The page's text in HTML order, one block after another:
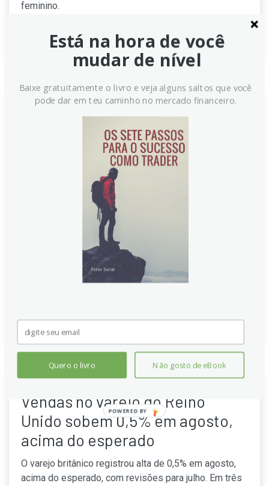
feminino.
Vendas no varejo do Reino
Unido caem 1,1% em outubro,
contra expectativa de
estabilidade de 0,0%
Vendas no varejo do Reino Unido caíram 1,1% em
outubro, surpreendendo as expectativas. Lojas de
supermercados, vestuário e varejo por catálogo
apresentaram retração, enquanto setembro mostrava
sinais opostos. O volume de compras ficou abaixo do
esperado, impactando a libra e sugerindo fraqueza do
Vendas no varejo do Reino
Unido sobem 0,5% em agosto,
acima do esperado
O varejo britânico registrou alta de 0,5% em agosto,
acima do esperado, com revisões para julho. Em três
Está na hora de você
mudar de nível
Baixe gratuitamente o livro e veja alguns saltos que você
pode dar em teu caminho no mercado financeiro.
Quero o livro Não gosto de eBook
POWERED BY